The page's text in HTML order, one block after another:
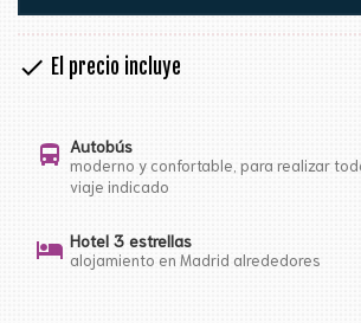
check El precio incluye
directions_bus Autobús
moderno y confortable, para realizar
viaje indicado
hotel Hotel 3 estrellas
alojamiento en Madrid alrededores